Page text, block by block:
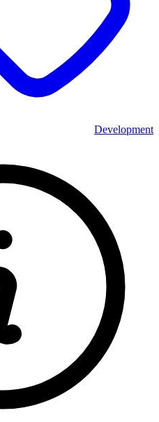
Development